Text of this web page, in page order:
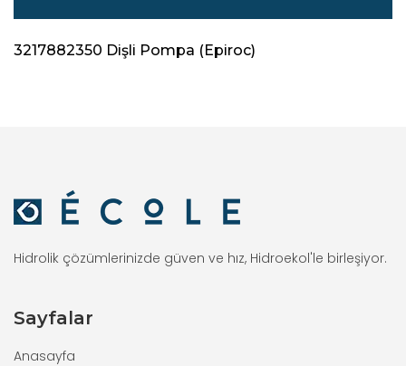
3217882350 Dişli Pompa (Epiroc)
Hidrolik çözümlerinizde güven ve hız, Hidroekol'le birleşiyor.
Sayfalar
Anasayfa